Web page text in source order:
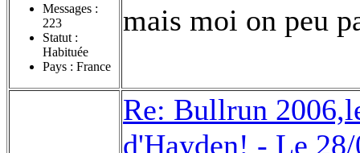
Messages :
223
Statut :
Habituée
Pays : France
mais moi on peu
Re: Bullrun
d'Hayden! - Le